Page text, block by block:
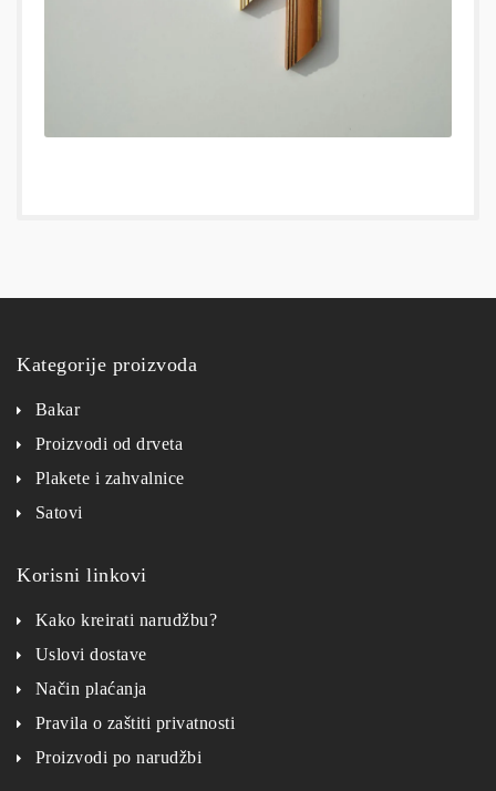
Kategorije proizvoda
Bakar
Proizvodi od drveta
Plakete i zahvalnice
Satovi
Korisni linkovi
Kako kreirati narudžbu?
Uslovi dostave
Način plaćanja
Pravila o zaštiti privatnosti
Proizvodi po narudžbi